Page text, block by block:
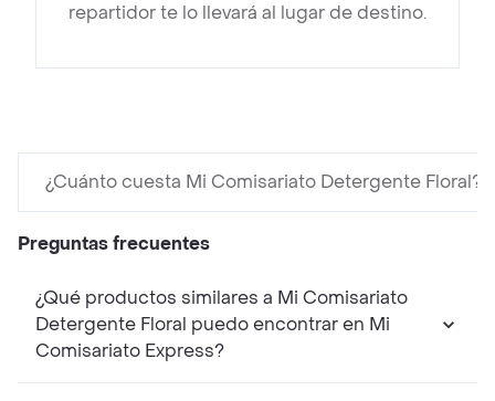
repartidor te lo llevará al lugar de destino.
¿Cuánto cuesta Mi Comisariato Detergente Floral?
Preguntas frecuentes
¿Qué productos similares a Mi Comisariato
Detergente Floral puedo encontrar en Mi
Comisariato Express?